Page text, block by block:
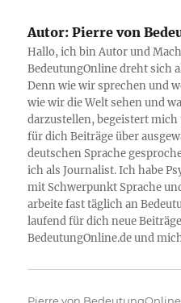
Autor: Pierre von
Hallo, ich bin Autor und
BedeutungOnline dreht sich
Denn wie wir sprechen und
wie wir die Welt sehen und
darzustellen, begeistert mich
für dich Beiträge über
deutschen Sprache
ich als Journalist. Ich habe
mit Schwerpunkt Sprache
arbeite fast täglich an
laufend für dich neue
BedeutungOnline.de und
Autor